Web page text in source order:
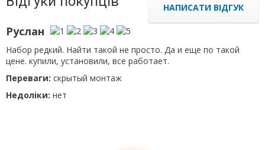
НАПИСАТИ ВІДГУК
Руслан
Набор редкий. Найти такой не просто. Да и еще по такой
цене. купили, установили, все работает.
Переваги: скрытый монтаж
Недоліки: нет